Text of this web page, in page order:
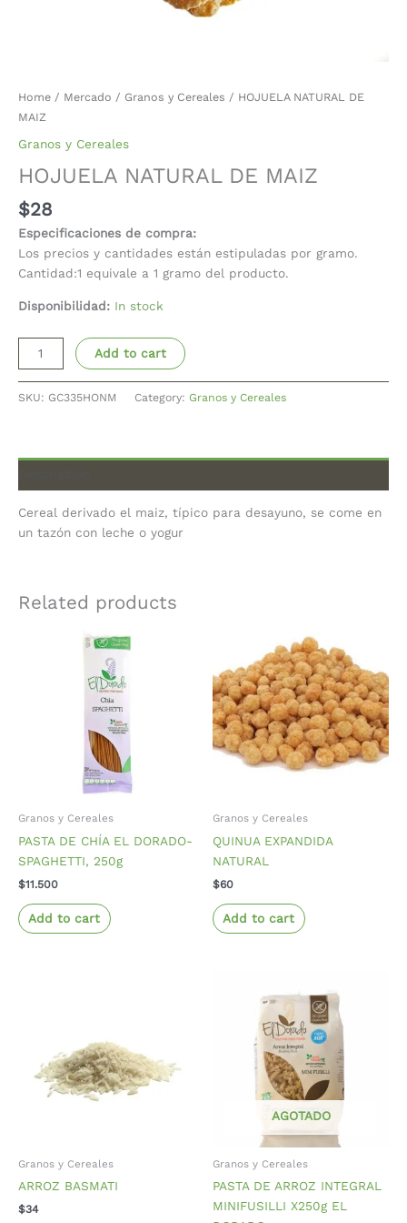
Home / Mercado / Granos y Cereales / HOJUELA NATURAL DE
MAIZ
Granos y Cereales
HOJUELA NATURAL DE MAIZ
$28
Especificaciones de compra:
Los precios y cantidades están estipuladas por gramo.
Cantidad:1 equivale a 1 gramo del producto.
Disponibilidad: In stock
Add to cart
SKU: GC335HONM Category: Granos y Cereales
Cereal derivado el maiz, típico para desayuno, se come en
un tazón con leche o yogur
Related products
Granos y Cereales
PASTA DE CHÍA EL DORADO-
SPAGHETTI, 250g
$11.500
Add to cart
Granos y Cereales
QUINUA EXPANDIDA
NATURAL
$60
Add to cart
Granos y Cereales
ARROZ BASMATI
$34
AGOTADO
Granos y Cereales
PASTA DE ARROZ INTEGRAL
MINIFUSILLI X250g EL